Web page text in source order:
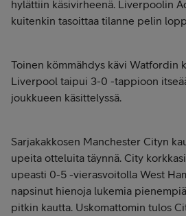
hylättiin käsivirheenä. Liverpoolin
kuitenkin tasoittaa tilanne pelin
Toinen kömmähdys kävi Watfordin
Liverpool taipui 3-0 -tappioon
joukkueen käsittelyssä.
Sarjakakkosen Manchester Cityn
upeita otteluita täynnä. City
upeasti 0-5 -vierasvoitolla West
napsinut hienoja lukemia
pitkin kautta. Uskomattomin tulos